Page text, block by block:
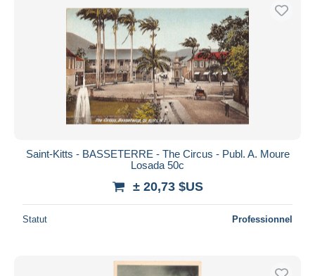
Saint-Kitts - BASSETERRE - The Circus - Publ. A. Moure
Losada 50c
± 20,73 $US
Statut Professionnel